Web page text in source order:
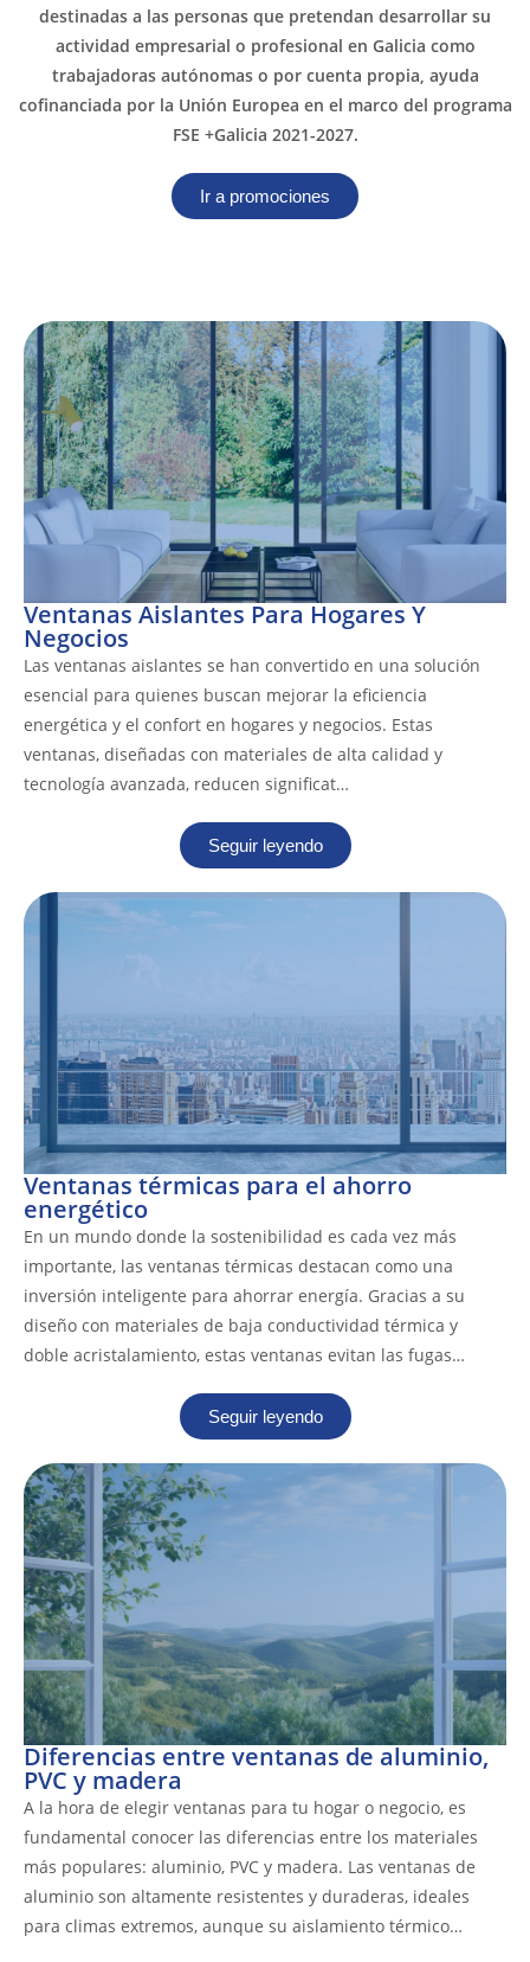
destinadas a las personas que pretendan desarrollar su
actividad empresarial o profesional en Galicia como
trabajadoras autónomas o por cuenta propia, ayuda
cofinanciada por la Unión Europea en el marco del programa
FSE +Galicia 2021-2027.
Ir a promociones
Ventanas Aislantes Para Hogares Y
Negocios
Las ventanas aislantes se han convertido en una solución
esencial para quienes buscan mejorar la eficiencia
energética y el confort en hogares y negocios. Estas
ventanas, diseñadas con materiales de alta calidad y
tecnología avanzada, reducen significat…
Seguir leyendo
Ventanas térmicas para el ahorro
energético
En un mundo donde la sostenibilidad es cada vez más
importante, las ventanas térmicas destacan como una
inversión inteligente para ahorrar energía. Gracias a su
diseño con materiales de baja conductividad térmica y
doble acristalamiento, estas ventanas evitan las fugas…
Seguir leyendo
Diferencias entre ventanas de aluminio,
PVC y madera
A la hora de elegir ventanas para tu hogar o negocio, es
fundamental conocer las diferencias entre los materiales
más populares: aluminio, PVC y madera. Las ventanas de
aluminio son altamente resistentes y duraderas, ideales
para climas extremos, aunque su aislamiento térmico…